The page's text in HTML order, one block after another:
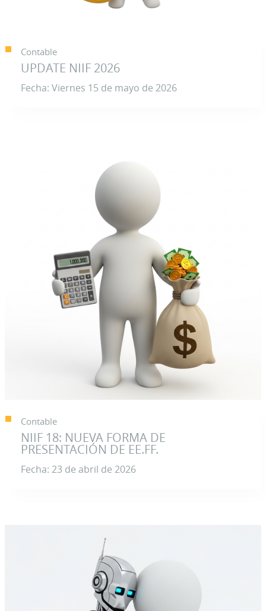
Contable
UPDATE NIIF 2026
Fecha: Viernes 15 de mayo de 2026
Contable
NIIF 18: NUEVA FORMA DE
PRESENTACIÓN DE EE.FF.
Fecha: 23 de abril de 2026